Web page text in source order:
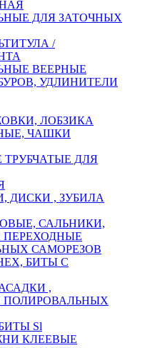
ДЛЯ ЗАТОЧНЫХ
/
ВЕЕРНЫЕ
УДЛИНИТЕЛИ
ЛОБЗИКА
ЧАШКИ
ДЛЯ
ДИСКИ , ЗУБИЛА
САЛЬНИКИ,
САМОРЕЗОВ
БИТЫ С
,
ПОЛИРОВАЛЬНЫХ
Sl
КЛЕЕВЫЕ